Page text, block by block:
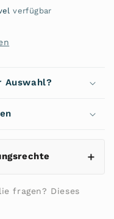
verfügbar
Auswahl?
fragen? Dieses